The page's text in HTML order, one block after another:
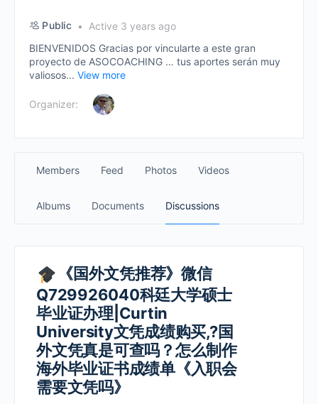
Public
Active 3 years ago
BIENVENIDOS Gracias por vincularte a este gran
proyecto de ASOCOACHING … tus aportes serán muy
valiosos... View more
Organizer:
Members Feed Photos Videos
Albums Documents Discussions
《国外文凭推荐》微信
Q729926040科廷大学硕士
毕业证办理|Curtin
University文凭成绩购买,?国
外文凭真是可查吗？怎么制作
海外毕业证书成绩单《入职会
需要文凭吗》